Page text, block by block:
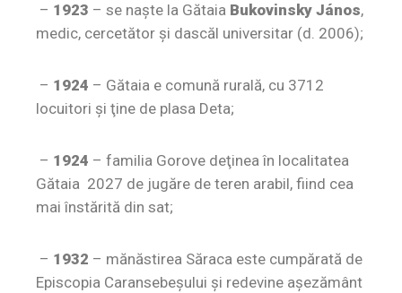
– 1923 – se naşte la Gătaia Bukovinsky János,
medic, cercetător şi dascăl universitar (d. 2006);
– 1924 – Gătaia e comună rurală, cu 3712
locuitori şi ţine de plasa Deta;
– 1924 – familia Gorove deţinea în localitatea
Gătaia 2027 de jugăre de teren arabil, fiind cea
mai înstărită din sat;
– 1932 – mănăstirea Săraca este cumpărată de
Episcopia Caransebeşului şi redevine aşezământ